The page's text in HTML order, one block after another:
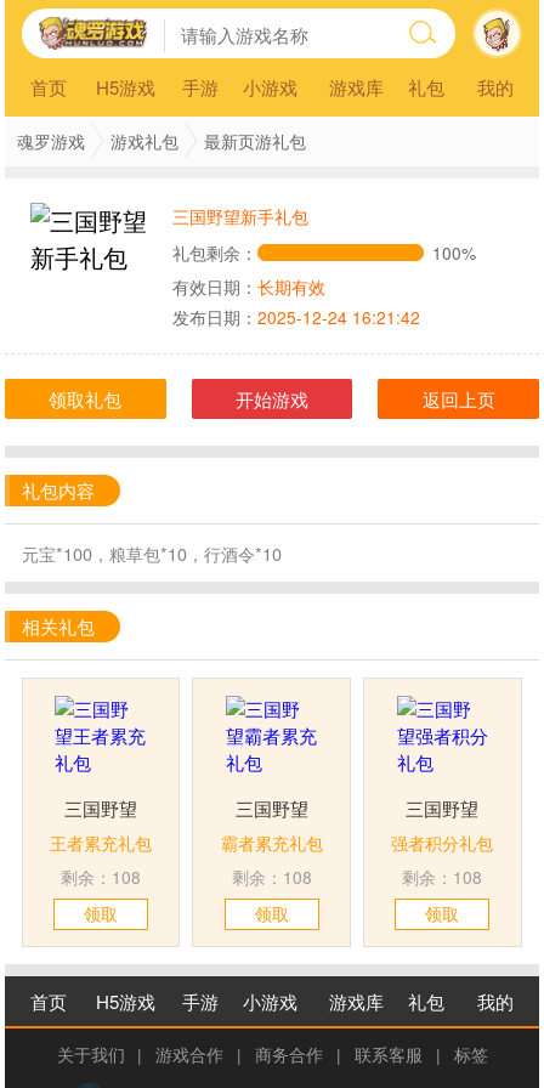
首页 H5游戏 手游 小游戏 游戏库 礼包 我的
魂罗游戏 游戏礼包 最新页游礼包
三国野望新手礼包
礼包剩余：
100%
有效日期： 长期有效
发布日期： 2025-12-24 16:21:42
领取礼包 开始游戏 返回上页
礼包内容
元宝*100，粮草包*10，行酒令*10
相关礼包
三国野望
王者累充礼包
剩余：108
领取
三国野望
霸者累充礼包
剩余：108
领取
三国野望
强者积分礼包
剩余：108
领取
首页 H5游戏 手游 小游戏 游戏库 礼包 我的
关于我们 | 游戏合作 | 商务合作 | 联系客服 | 标签